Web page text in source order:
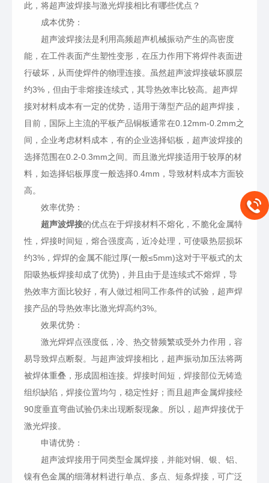
此，将超声波焊接与激光焊接相比有哪些优点？
成本优势：
超声波焊接法是利用高频超声机械振动产生的高密度
能，在工件表面产生塑性变形，在压力作用下将焊件表面进
行破坏，从而使焊件的物理连接。虽然超声波焊接破坏膜层
约3%，但由于非熔接连续式，其导热效率比较高。超声焊
接对材料成本有一定的优势，适用于薄型产品的超声焊接，
目前，国际上主流的平板产品铜板通常在0.12mm-0.2mm之
间，企业考虑材料成本，有的企业选择铝板，超声波焊接的
选择范围在0.2-0.3mm之间。而且激光焊接适用于较厚的材
料，如选择铝板厚度一般选择0.4mm，导致材料成本方面较
高。
效率优势：
超声波焊接的优点在于焊接材料不熔化，不脆化金属特
性，焊接时间短，熔合强度高，近冷处理，可使吸热层损坏
约3%，焊焊的金属不能过厚(一般≤5mm)这对于平板式的太
阳吸热板焊接却成了优势)，并且由于是连续式不熔焊，导
热效率方面比较好，有人做过相同工作条件的试验，超声焊
接产品的导热效率比激光焊高约3%。
效果优势：
激光焊焊点强度低，冷、热交替频繁或受外力作用，容
易导致焊点断裂。与超声波焊接相比，超声振动加压法将两
被焊体重叠，形成固相连接。焊接时间短，焊接部位无铸造
组织缺陷，焊接位置均匀，稳定性好；而且超声金属焊接经
90度垂直弯曲试验仍未出现断裂现象。所以，超声焊接优于
激光焊接。
申请优势：
超声波焊接用于同类型金属焊接，并能对铜、银、铝、
镍有色金属的细薄材料进行单点、多点、短条焊接，可广泛